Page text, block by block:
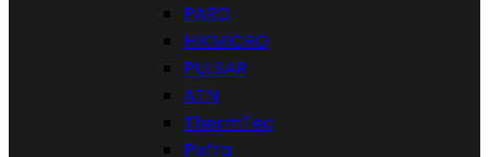
PARD
HIKMICRO
PULSAR
ATN
ThermTec
Pixfra